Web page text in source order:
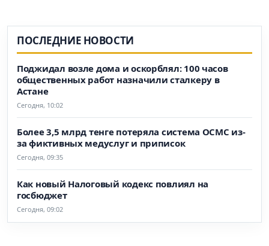
ПОСЛЕДНИЕ НОВОСТИ
Поджидал возле дома и оскорблял: 100 часов
общественных работ назначили сталкеру в
Астане
Сегодня, 10:02
Более 3,5 млрд тенге потеряла система ОСМС из-
за фиктивных медуслуг и приписок
Сегодня, 09:35
Как новый Налоговый кодекс повлиял на
госбюджет
Сегодня, 09:02